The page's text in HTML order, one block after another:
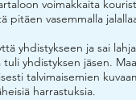
voimakkaita
pitäen vasemmalla
yhdistykseen ja sai
yhdistyksen jäsen.
talvimaisemien
harrastuksia.